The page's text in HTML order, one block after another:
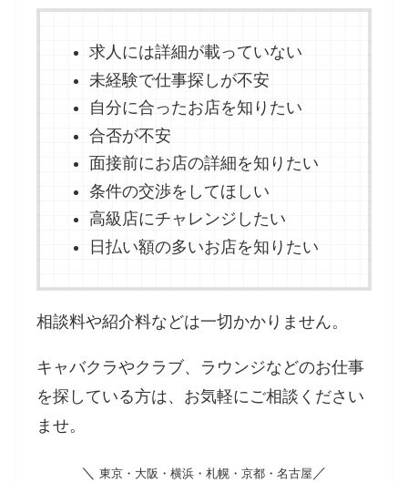
求人には詳細が載っていない
未経験で仕事探しが不安
自分に合ったお店を知りたい
合否が不安
面接前にお店の詳細を知りたい
条件の交渉をしてほしい
高級店にチャレンジしたい
日払い額の多いお店を知りたい
相談料や紹介料などは一切かかりません。
キャバクラやクラブ、ラウンジなどのお仕事
を探している方は、お気軽にご相談ください
ませ。
＼ 東京・大阪・横浜・札幌・京都・名古屋 ／